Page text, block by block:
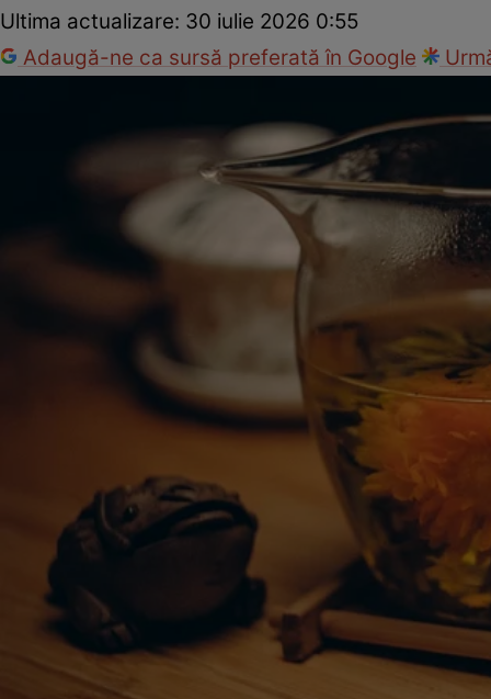
Ultima actualizare: 30 iulie 2026 0:55
Adaugă-ne ca sursă preferată în Google